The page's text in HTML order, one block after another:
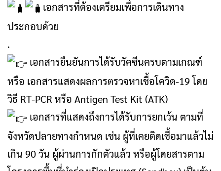
เอกสารที่ต้องเตรียมเพื่อการเดินทาง
ประกอบด้วย
.
เอกสารยืนยันการได้รับวัคซีนครบตามเกณฑ์
หรือ เอกสารแสดงผลการตรวจหาเชื้อโควิด-19 โดย
วิธี RT-PCR หรือ Antigen Test Kit (ATK)
เอกสารที่แสดงถึงการได้รับการยกเว้น ตามที่
จังหวัดปลายทางกำหนด เช่น ผู้ที่เคยติดเชื้อมาแล้วไม่
เกิน 90 วัน ผู้ผ่านการกักตัวแล้ว หรือผู้โดยสารตาม